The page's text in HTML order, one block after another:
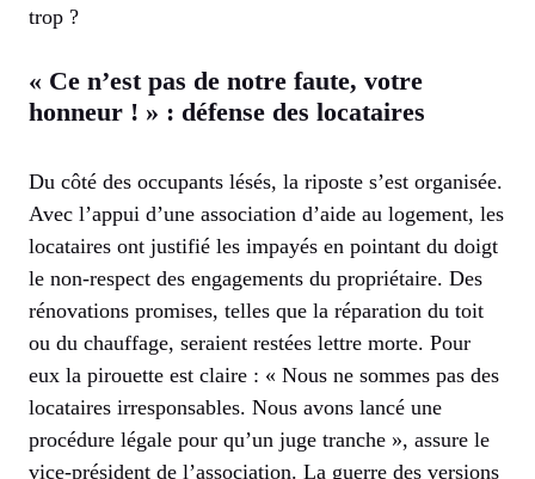
trop ?
« Ce n’est pas de notre faute, votre
honneur ! » : défense des locataires
Du côté des occupants lésés, la riposte s’est organisée.
Avec l’appui d’une association d’aide au logement, les
locataires ont justifié les impayés en pointant du doigt
le non-respect des engagements du propriétaire. Des
rénovations promises, telles que la réparation du toit
ou du chauffage, seraient restées lettre morte. Pour
eux la pirouette est claire : « Nous ne sommes pas des
locataires irresponsables. Nous avons lancé une
procédure légale pour qu’un juge tranche », assure le
vice-président de l’association. La guerre des versions